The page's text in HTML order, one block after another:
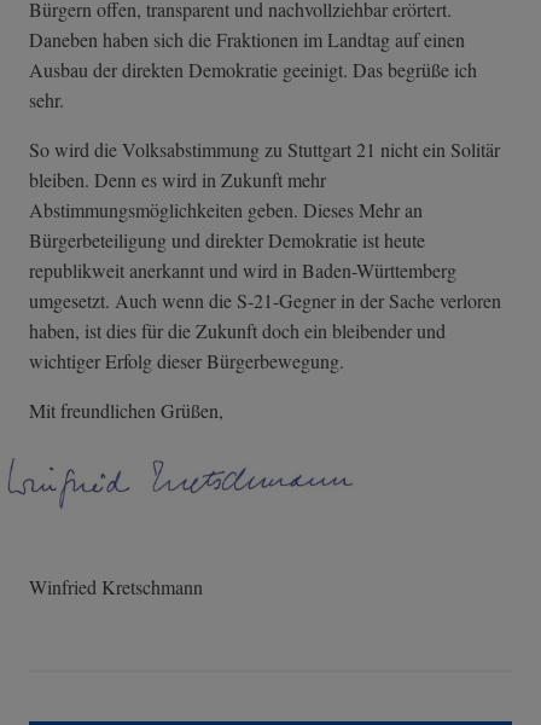
Bürgern offen, transparent und nachvollziehbar erörtert.
Daneben haben sich die Fraktionen im Landtag auf einen
Ausbau der direkten Demokratie geeinigt. Das begrüße ich
sehr.
So wird die Volksabstimmung zu Stuttgart 21 nicht ein Solitär
bleiben. Denn es wird in Zukunft mehr
Abstimmungsmöglichkeiten geben. Dieses Mehr an
Bürgerbeteiligung und direkter Demokratie ist heute
republikweit anerkannt und wird in Baden-Württemberg
umgesetzt. Auch wenn die S-21-Gegner in der Sache verloren
haben, ist dies für die Zukunft doch ein bleibender und
wichtiger Erfolg dieser Bürgerbewegung.
Mit freundlichen Grüßen,
Winfried Kretschmann